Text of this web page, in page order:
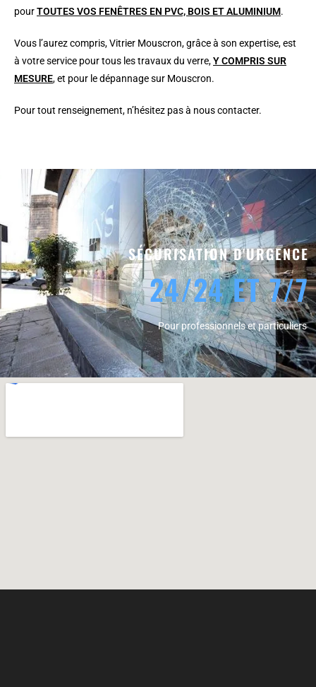
pourTOUTES VOS FENÊTRES EN PVC, BOIS ET ALUMINIUM.
Vous l’aurez compris, Vitrier Mouscron, grâce à son expertise, est
à votre service pour tous les travaux du verre,Y COMPRIS SUR
MESURE, et pour le dépannage sur Mouscron.
Pour tout renseignement, n’hésitez pas à nous contacter.
SÉCURISATION D'URGENCE
24/24 ET 7/7
Pour professionnels et particuliers